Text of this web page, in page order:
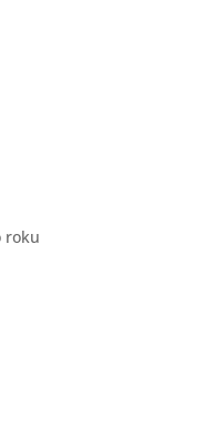
roku